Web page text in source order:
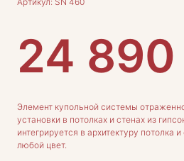
24 890
Элемент купольной системы
установки в потолках и стенах из
интегрируется в архитектуру потолка
любой цвет.